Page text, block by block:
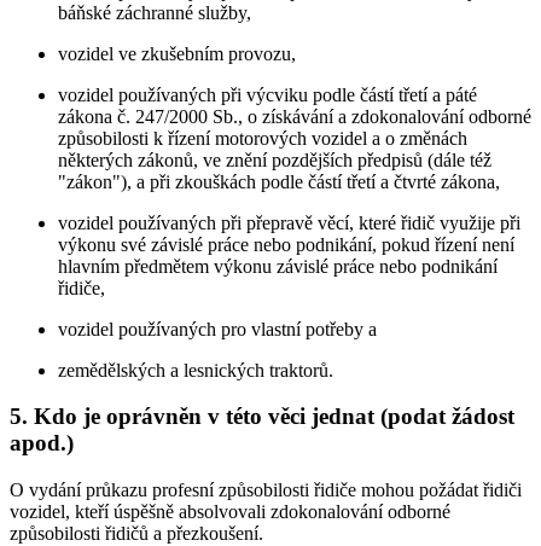
báňské záchranné služby,
vozidel ve zkušebním provozu,
vozidel používaných při výcviku podle částí třetí a páté
zákona č. 247/2000 Sb., o získávání a zdokonalování odborné
způsobilosti k řízení motorových vozidel a o změnách
některých zákonů, ve znění pozdějších předpisů (dále též
"zákon"), a při zkouškách podle částí třetí a čtvrté zákona,
vozidel používaných při přepravě věcí, které řidič využije při
výkonu své závislé práce nebo podnikání, pokud řízení není
hlavním předmětem výkonu závislé práce nebo podnikání
řidiče,
vozidel používaných pro vlastní potřeby a
zemědělských a lesnických traktorů.
5. Kdo je oprávněn v této věci jednat (podat žádost
apod.)
O vydání průkazu profesní způsobilosti řidiče mohou požádat řidiči
vozidel, kteří úspěšně absolvovali zdokonalování odborné
způsobilosti řidičů a přezkoušení.